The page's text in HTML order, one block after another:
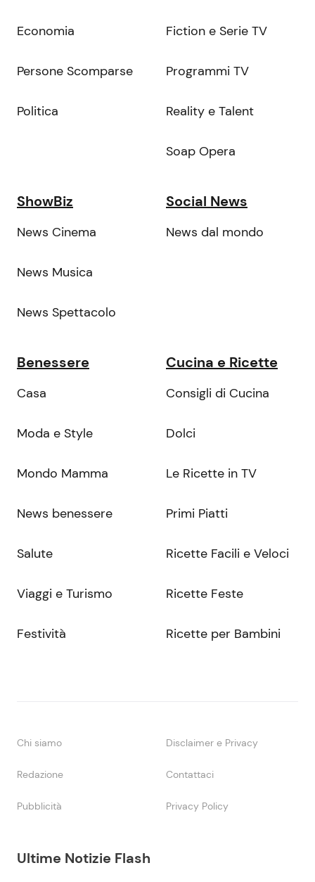
Ultime Notizie Flash
Economia
Persone Scomparse
Politica
Fiction e Serie TV
Programmi TV
Reality e Talent
Soap Opera
ShowBiz
News Cinema
News Musica
News Spettacolo
Social News
News dal mondo
Benessere
Casa
Moda e Style
Mondo Mamma
News benessere
Salute
Viaggi e Turismo
Festività
Cucina e Ricette
Consigli di Cucina
Dolci
Le Ricette in TV
Primi Piatti
Ricette Facili e Veloci
Ricette Feste
Ricette per Bambini
Chi siamo Disclaimer e Privacy
Redazione Contattaci
Pubblicità Privacy Policy